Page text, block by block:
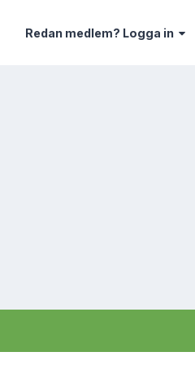
Redan medlem? Logga in